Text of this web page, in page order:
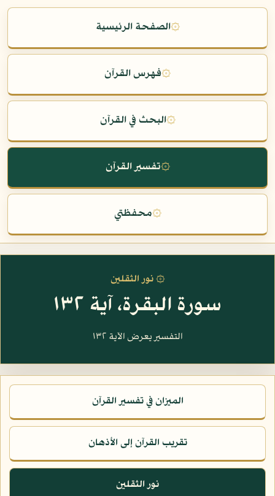
۞الصفحة الرئيسية
۞فهرس القرآن
۞البحث في القرآن
۞تفسير القرآن
۞محفظتي
۞ نور الثقلين
سورة البقرة، آية ١٣٢
التفسير يعرض الآية ١٣٢
الميزان في تفسير القرآن
تقريب القرآن إلى الأذهان
نور الثقلين